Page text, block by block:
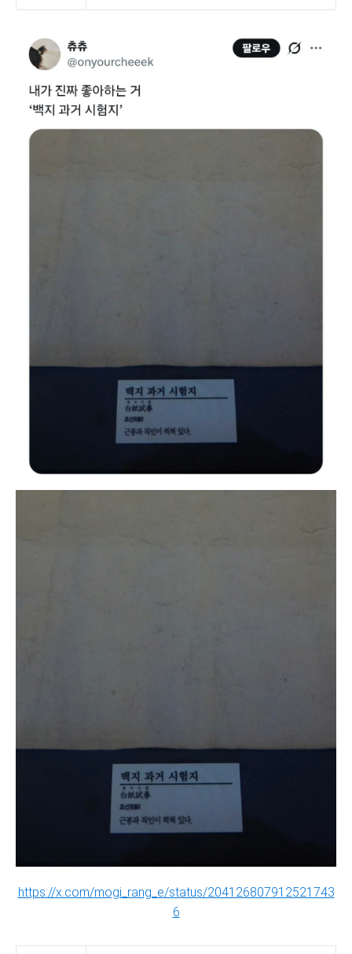
https://x.com/mogi_rang_e/status/204126807912521743
6